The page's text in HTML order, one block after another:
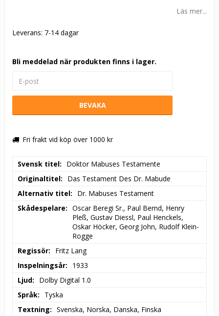
Läs mer...
Leverans: 7-14 dagar
Bli meddelad när produkten finns i lager.
BEVAKA
Fri frakt vid köp över 1000 kr
Svensk titel
Doktor Mabuses Testamente
Originaltitel
Das Testament Des Dr. Mabude
Alternativ titel
Dr. Mabuses Testament
Skådespelare
Oscar Beregi Sr., Paul Bernd, Henry
Pleß, Gustav Diessl, Paul Henckels,
Oskar Höcker, Georg John, Rudolf Klein-
Rogge
Regissör
Fritz Lang
Inspelningsår
1933
Ljud
Dolby Digital 1.0
Språk
Tyska
Textning
Svenska, Norska, Danska, Finska